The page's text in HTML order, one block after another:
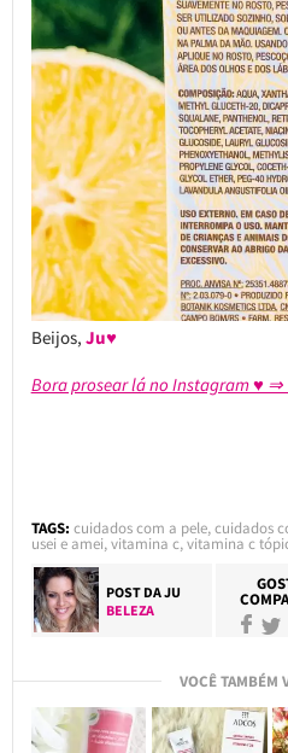
Beijos, Ju♥
Bora prosear lá no Instagram ♥
TAGS: cuidados com a pele,cuidados
usei e amei,vitamina c,vitamina c
POST DAJU
BELEZA
VOCÊ TAMBÉM